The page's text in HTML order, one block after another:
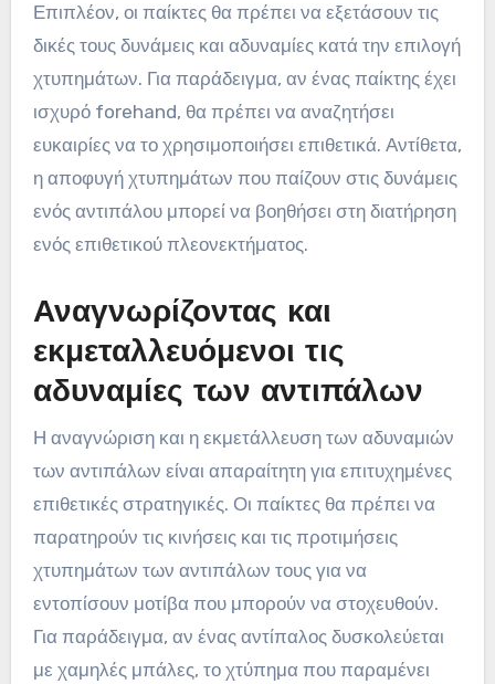
Επιπλέον, οι παίκτες θα πρέπει να εξετάσουν τις
δικές τους δυνάμεις και αδυναμίες κατά την επιλογή
χτυπημάτων. Για παράδειγμα, αν ένας παίκτης έχει
ισχυρό forehand, θα πρέπει να αναζητήσει
ευκαιρίες να το χρησιμοποιήσει επιθετικά. Αντίθετα,
η αποφυγή χτυπημάτων που παίζουν στις δυνάμεις
ενός αντιπάλου μπορεί να βοηθήσει στη διατήρηση
ενός επιθετικού πλεονεκτήματος.
Αναγνωρίζοντας και
εκμεταλλευόμενοι τις
αδυναμίες των αντιπάλων
Η αναγνώριση και η εκμετάλλευση των αδυναμιών
των αντιπάλων είναι απαραίτητη για επιτυχημένες
επιθετικές στρατηγικές. Οι παίκτες θα πρέπει να
παρατηρούν τις κινήσεις και τις προτιμήσεις
χτυπημάτων των αντιπάλων τους για να
εντοπίσουν μοτίβα που μπορούν να στοχευθούν.
Για παράδειγμα, αν ένας αντίπαλος δυσκολεύεται
με χαμηλές μπάλες, το χτύπημα που παραμένει